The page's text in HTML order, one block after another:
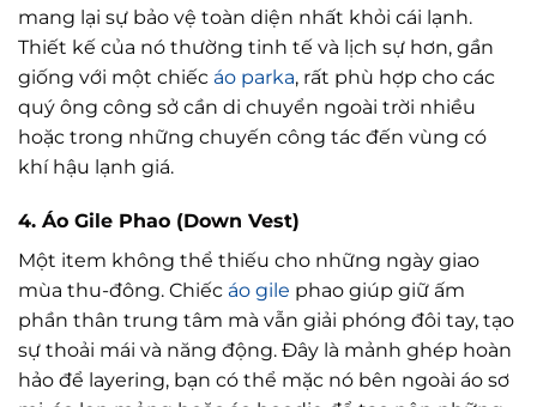
mang lại sự bảo vệ toàn diện nhất khỏi cái lạnh.
Thiết kế của nó thường tinh tế và lịch sự hơn, gần
giống với một chiếc áo parka, rất phù hợp cho các
quý ông công sở cần di chuyển ngoài trời nhiều
hoặc trong những chuyến công tác đến vùng có
khí hậu lạnh giá.
4. Áo Gile Phao (Down Vest)
Một item không thể thiếu cho những ngày giao
mùa thu-đông. Chiếc áo gile phao giúp giữ ấm
phần thân trung tâm mà vẫn giải phóng đôi tay, tạo
sự thoải mái và năng động. Đây là mảnh ghép hoàn
hảo để layering, bạn có thể mặc nó bên ngoài áo sơ